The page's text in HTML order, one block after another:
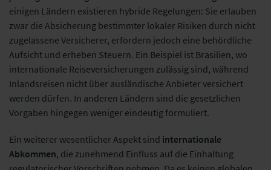
einigen Ländern existieren hybride Regelungen: Sie erlauben
zwar die Absicherung bestimmter lokaler Risiken durch nicht
zugelassene Versicherer, erfordern jedoch eine behördliche
Aufsicht und erheben Steuern. Ein Beispiel ist Brasilien, wo
internationale Reiseversicherungen zulässig sind, während
Inlandsreisen nicht über ausländische Anbieter versichert
werden dürfen. In anderen Ländern sind die gesetzlichen
Vorgaben hingegen weniger eindeutig formuliert.
Ein weiterer wesentlicher Aspekt sind internationale
Abkommen, die zunehmend Einfluss auf die Einhaltung